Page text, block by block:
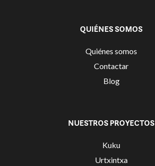
QUIÉNES SOMOS
Quiénes somos
Contactar
Blog
NUESTROS PROYECTOS
Kuku
Urtxintxa